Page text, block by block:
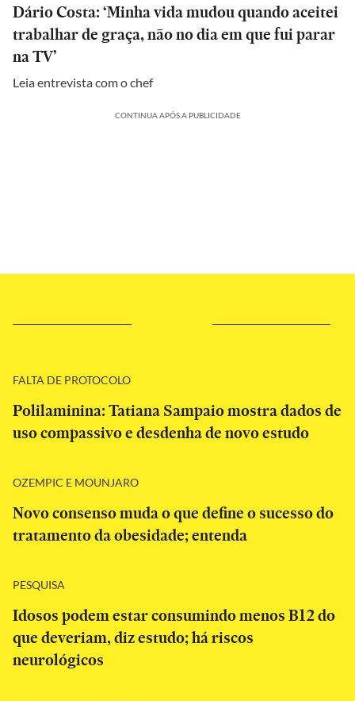
Dário Costa: ‘Minha vida mudou quando aceitei
trabalhar de graça, não no dia em que fui parar
na TV’
Leia entrevista com o chef
CONTINUA APÓS A PUBLICIDADE
FALTA DE PROTOCOLO
Polilaminina: Tatiana Sampaio mostra dados de
uso compassivo e desdenha de novo estudo
OZEMPIC E MOUNJARO
Novo consenso muda o que define o sucesso do
tratamento da obesidade; entenda
PESQUISA
Idosos podem estar consumindo menos B12 do
que deveriam, diz estudo; há riscos
neurológicos